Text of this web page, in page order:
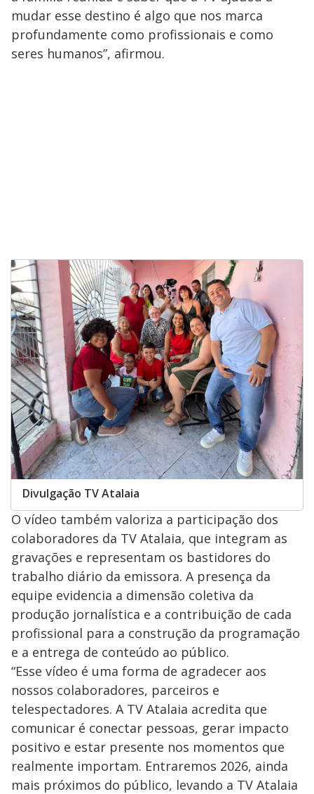
mudar esse destino é algo que nos marca
profundamente como profissionais e como
seres humanos”, afirmou.
Divulgação TV Atalaia
O vídeo também valoriza a participação dos
colaboradores da TV Atalaia, que integram as
gravações e representam os bastidores do
trabalho diário da emissora. A presença da
equipe evidencia a dimensão coletiva da
produção jornalística e a contribuição de cada
profissional para a construção da programação
e a entrega de conteúdo ao público.
“Esse vídeo é uma forma de agradecer aos
nossos colaboradores, parceiros e
telespectadores. A TV Atalaia acredita que
comunicar é conectar pessoas, gerar impacto
positivo e estar presente nos momentos que
realmente importam. Entraremos 2026, ainda
mais próximos do público, levando a TV Atalaia